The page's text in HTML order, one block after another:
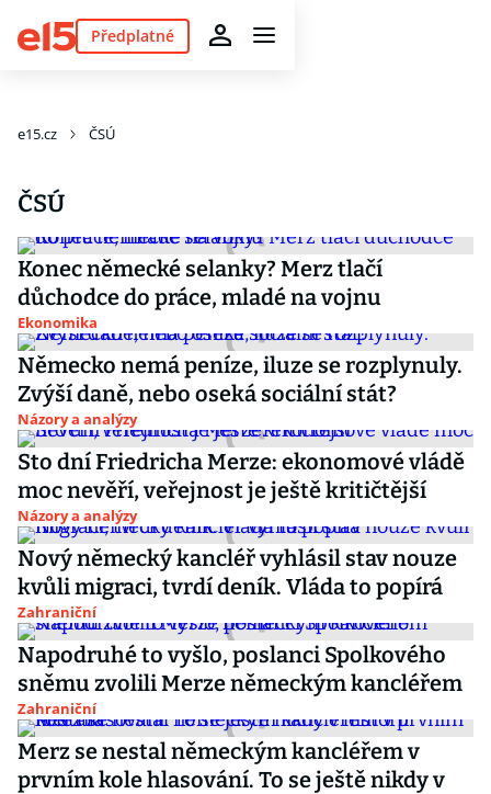
Předplatné
e15.cz ČSÚ
ČSÚ
Konec německé selanky? Merz tlačí
důchodce do práce, mladé na vojnu
Ekonomika
Německo nemá peníze, iluze se rozplynuly.
Zvýší daně, nebo oseká sociální stát?
Názory a analýzy
Sto dní Friedricha Merze: ekonomové vládě
moc nevěří, veřejnost je ještě kritičtější
Názory a analýzy
Nový německý kancléř vyhlásil stav nouze
kvůli migraci, tvrdí deník. Vláda to popírá
Zahraniční
Napodruhé to vyšlo, poslanci Spolkového
sněmu zvolili Merze německým kancléřem
Zahraniční
Merz se nestal německým kancléřem v
prvním kole hlasování. To se ještě nikdy v